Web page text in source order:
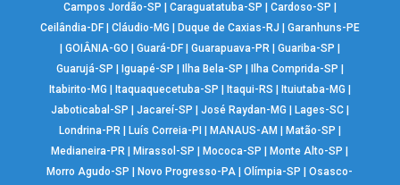
Campos Jordão-SP
Caraguatatuba-SP Cardoso-SP
Ceilândia-DF| Cláudio-MG Duque de Caxias-RJ
Garanhuns-PE
GOIÂNIA-GO Guará-DF| Guarapuava-PR| Guariba-SP
Guarujá-SP
Iguapé-SP Ilha Bela-SP Ilha Comprida-SP
Itabirito-MG
Itaquaquecetuba-SP Itaqui-RS Ituiutaba-MG
Jaboticabal-SP
Jacareí-SP José Raydan-MG Lages-SC|
Londrina-PR| Luís Correia-PI MANAUS-AM Matão-SP
Medianeira-PR
Mirassol-SP Mococa-SP Monte Alto-SP
Morro Agudo-SP
Novo Progresso-PA |Olímpia-SP |Osasco-